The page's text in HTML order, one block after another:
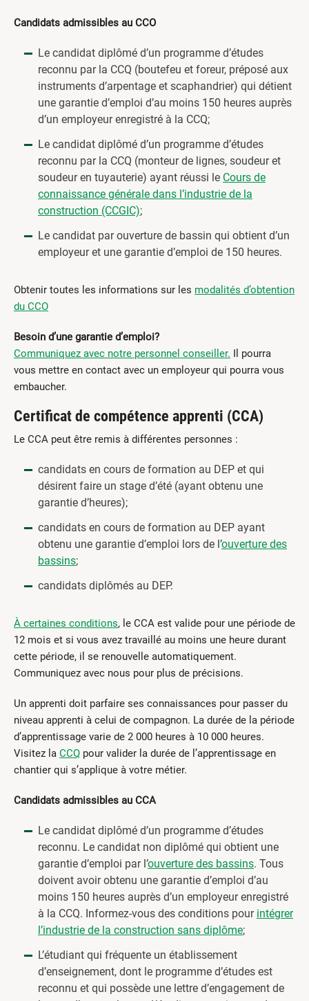
Candidats admissibles au CCO
Le candidat diplômé d’un programme d’études
reconnu par la CCQ (boutefeu et foreur, préposé aux
instruments d’arpentage et scaphandrier) qui détient
une garantie d’emploi d’au moins 150 heures auprès
d’un employeur enregistré à la CCQ;
Le candidat diplômé d’un programme d’études
reconnu par la CCQ (monteur de lignes, soudeur et
soudeur en tuyauterie) ayant réussi le Cours de
connaissance générale dans l’industrie de la
construction (CCGIC);
Le candidat par ouverture de bassin qui obtient d’un
employeur et une garantie d’emploi de 150 heures.
Obtenir toutes les informations sur les modalités d’obtention
du CCO
Besoin d’une garantie d’emploi?
Communiquez avec notre personnel conseiller. Il pourra
vous mettre en contact avec un employeur qui pourra vous
embaucher.
Certificat de compétence apprenti (CCA)
Le CCA peut être remis à différentes personnes :
candidats en cours de formation au DEP et qui
désirent faire un stage d’été (ayant obtenu une
garantie d’heures);
candidats en cours de formation au DEP ayant
obtenu une garantie d’emploi lors de l’ouverture des
bassins;
candidats diplômés au DEP.
À certaines conditions, le CCA est valide pour une période de
12 mois et si vous avez travaillé au moins une heure durant
cette période, il se renouvelle automatiquement.
Communiquez avec nous pour plus de précisions.
Un apprenti doit parfaire ses connaissances pour passer du
niveau apprenti à celui de compagnon. La durée de la période
d’apprentissage varie de 2 000 heures à 10 000 heures.
Visitez la CCQ pour valider la durée de l’apprentissage en
chantier qui s’applique à votre métier.
Candidats admissibles au CCA
Le candidat diplômé d’un programme d’études
reconnu. Le candidat non diplômé qui obtient une
garantie d’emploi par l’ouverture des bassins. Tous
doivent avoir obtenu une garantie d’emploi d’au
moins 150 heures auprès d’un employeur enregistré
à la CCQ. Informez-vous des conditions pour intégrer
l’industrie de la construction sans diplôme;
L’étudiant qui fréquente un établissement
d’enseignement, dont le programme d’études est
reconnu et qui possède une lettre d’engagement de